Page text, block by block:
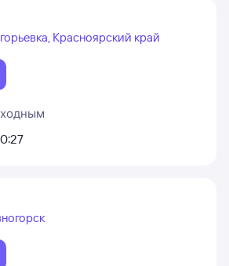
Красноярский край